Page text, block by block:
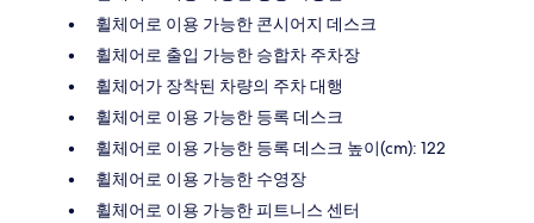
휠체어로 이용 가능한 콘시어지 데스크
휠체어로 출입 가능한 승합차 주차장
휠체어가 장착된 차량의 주차 대행
휠체어로 이용 가능한 등록 데스크
휠체어로 이용 가능한 등록 데스크 높이(cm): 122
휠체어로 이용 가능한 수영장
휠체어로 이용 가능한 피트니스 센터